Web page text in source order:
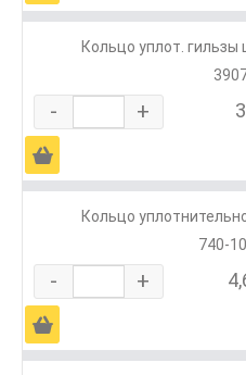
Кольцо уплот. гильзы
- +
Ä
Кольцо
740-
- +
Ä